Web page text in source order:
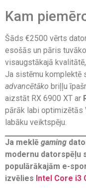
Kam
Šāds €2500 vērts
esošās un pāris
visaugstākajā
Ja sistēmu komplektē
advancētāko briļļu
aizstāt RX 6900 XT ar
pārāk labi optimizētās
labāku veiktspēju.
Ja meklē gaming
modernu datorspēļu
populārākajām e-
izvēlies Intel Core i3